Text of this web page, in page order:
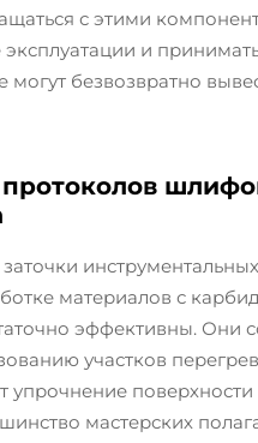
с этими
эксплуатации и
безвозвратно
материалов с
эффективны. Они
участков
упрочнение
мастерских